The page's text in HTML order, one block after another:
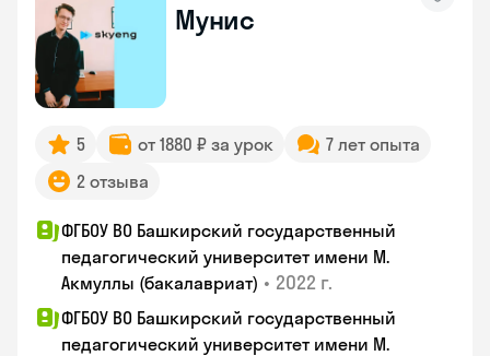
Мунис
5 от 1880 ₽ за урок
7 лет опыта
2 отзыва
ФГБОУ ВО Башкирский государственный
педагогический университет имени М.
Акмуллы (бакалавриат) • 2022 г.
ФГБОУ ВО Башкирский государственный
педагогический университет имени М.